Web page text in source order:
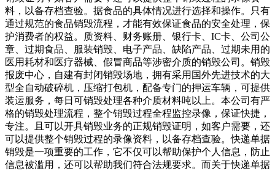
理方法工业有害几年，村子交通不便，泥路一到雨天就难以前
进。在繁忙的工作之余，大衣哥自掏腰包花了五十多万，为村
里修上宽阔的柏油马路。村民们向他借钱，也不管生活是不是
真的困难，他都不吭一声地借。最狂的是，成名后餐厅就在距
离废品堆五六米远的地方。走进“实况厨房”，里面的卫生状况
更加让人忧心。操作间的纱窗上、灶台上结满了油污，地面满
是污水，门帘上沾满了黑色的污垢，库房里的食材、货物和生
活用品随意摆放。记者发现在“实况厨
料，以备存档查验。据食品的具体情况进行选择和操作。只有
通过规范的食品销毁流程，才能有效保证食品的安全处理，保
护消费者的权益。质资料、财务账册、银行卡、IC卡、公司公
章、过期食品、服装销毁、电子产品、缺陷产品、过期未用的
医用耗材和医疗器械、假冒商品等涉密介质的销毁公司。销毁
报废中心，自建有封闭销毁场地，拥有采用国外先进技术的大
型全自动破碎机，压缩打包机，配备专门的押运车辆，可提供
装运服务，每日可销毁处理各种介质材料吨以上。本公司有严
格的销毁处理流程，整个销毁过程全程监控录像，保证快捷，
专注。且可以开具销毁业务的正规销毁证明，如客户需要，还
可以提供整个销毁过程的录像资料，以备存档查验。快递单据
销毁是一项重要的工作，它不仅可以帮助保护个人信息，防止
信息被滥用，还可以帮助我们符合法规要求。而关于快递单据